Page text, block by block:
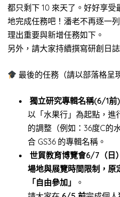
都只剩下 10 來天了。好好享
地完成任務吧！潘老不再逐一
理出重要與新增任務如下。
另外，請大家持續撰寫研創日
最後的任務（請以部落格呈
獨立研究專輯名稱(6/1前)
以「水果行」為起點，進
的調整（例如：36度C的
合 GS36 的專輯名稱。
世貿教育博覽會6/7（日
場地與展覽時間限制，原
「自由參加」
。